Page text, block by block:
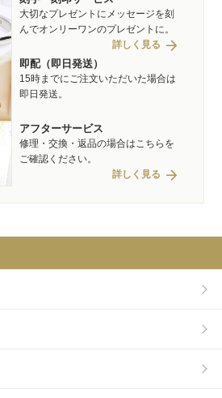
大切なプレゼントにメッセージを刻
んでオンリーワンのプレゼントに。
詳しく見る arrow_forward
即配（即日発送）
15時までにご注文いただいた場合は
即日発送。
アフターサービス
修理・交換・返品の場合はこちらを
ご確認ください。
詳しく見る arrow_forward